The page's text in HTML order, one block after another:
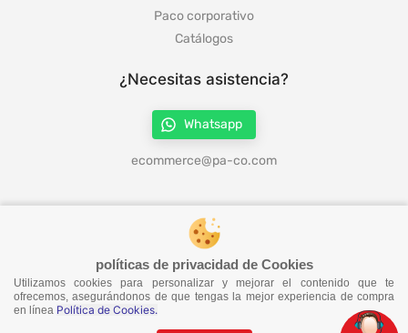
políticas de privacidad de Cookies
Utilizamos cookies para personalizar y mejorar el contenido que te
ofrecemos, asegurándonos de que tengas la mejor experiencia de compra
en línea Política de Cookies.
Paco corporativo
Catálogos
¿Necesitas asistencia?
Whatsapp
ecommerce@pa-co.com
¡No te pierdas nuestras ofertas!